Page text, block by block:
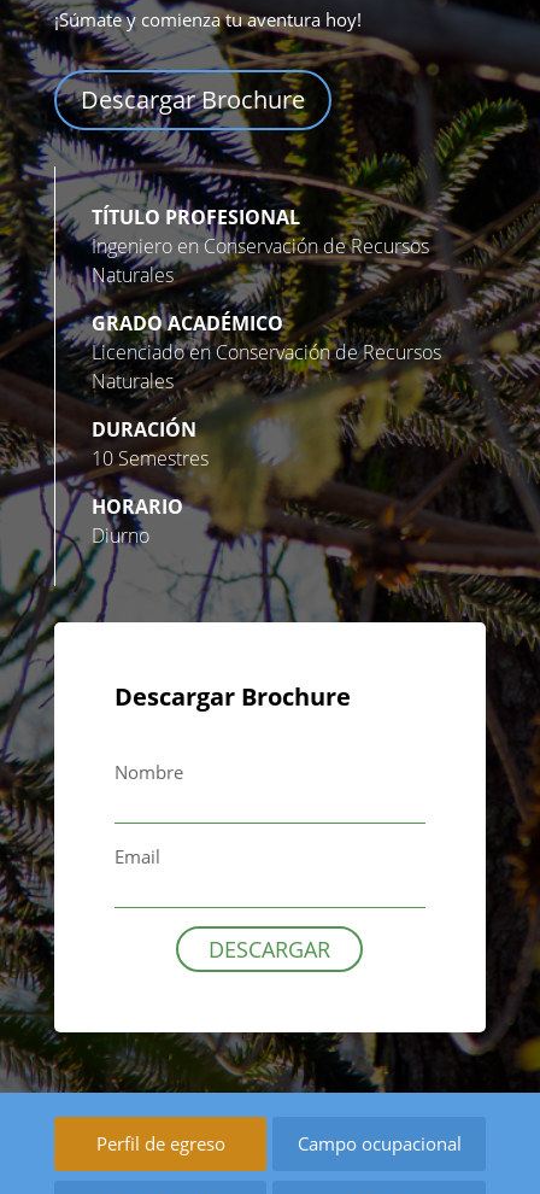
¡Súmate y comienza tu aventura hoy!
Descargar Brochure
TÍTULO PROFESIONAL
Ingeniero en Conservación de Recursos
Naturales
GRADO ACADÉMICO
Licenciado en Conservación de Recursos
Naturales
DURACIÓN
10 Semestres
HORARIO
Diurno
Descargar Brochure
Nombre
Email
Perfil de egreso Campo ocupacional